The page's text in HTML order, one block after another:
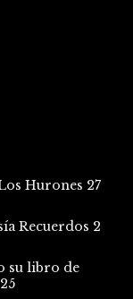
Hurones 27
Recuerdos 2
su libro de